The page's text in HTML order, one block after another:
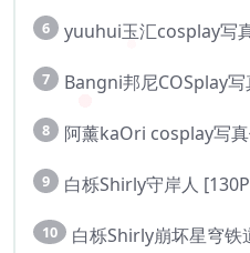
6 yuuhui玉汇cosplay写
7 Bangni邦尼COSplay写
8 阿薰kaOri cosplay写
9 白栎Shirly守岸人
10 白栎Shirly崩坏星穹铁